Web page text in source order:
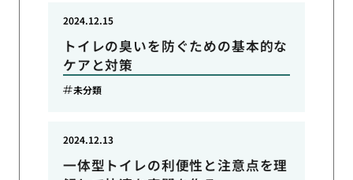
トイレの臭いを防ぐための基本的な
ケアと対策
2024.12.15
未分類
一体型トイレの利便性と注意点を理
2024.12.13